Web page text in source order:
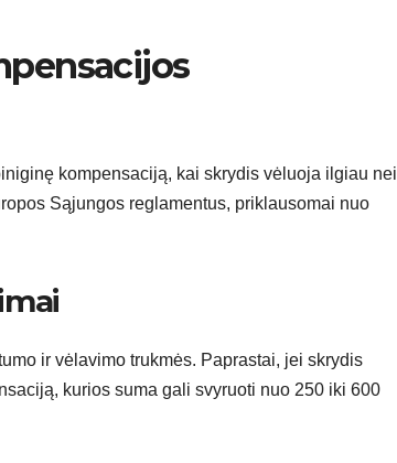
kompensaciją, kai skrydis vėluoja ilgiau nei
Sąjungos reglamentus, priklausomai nuo
ir vėlavimo trukmės. Paprastai, jei skrydis
kurios suma gali svyruoti nuo 250 iki 600